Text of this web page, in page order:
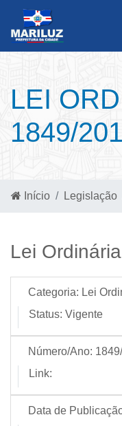
LEI
1849/
Início Legislação
Lei
Categoria: Lei
Status: Vigente
Número/Ano:
Link:
Data de